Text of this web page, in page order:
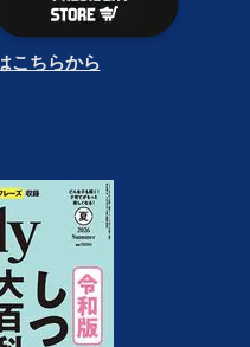
こちらから